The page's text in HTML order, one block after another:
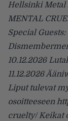
Hellsinki Metal
MENTAL
Special
10.12.2026
11.12.2026
Liput tulevat
osoitteeseen
cruelty/ Keikat